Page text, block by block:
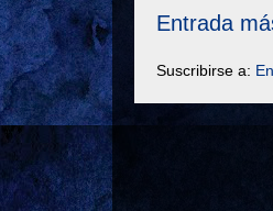
Entrada
Suscribirse a: